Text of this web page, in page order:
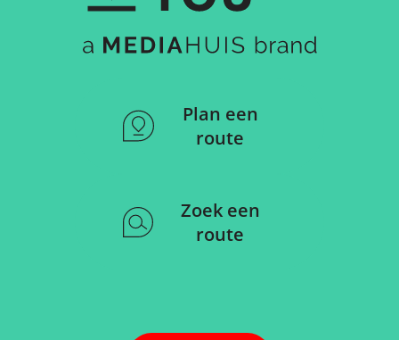
Plan een
route
Zoek een
route